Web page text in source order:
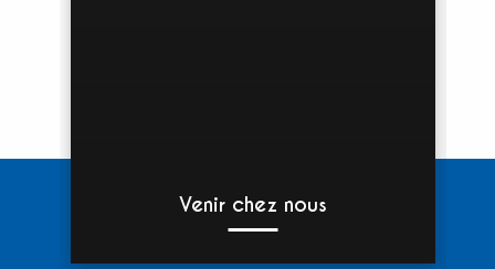
Venir chez nous